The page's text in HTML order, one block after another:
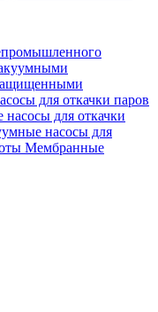
для откачки паров
для откачки
насосы для
Мембранные